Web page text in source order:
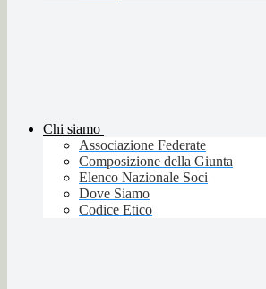
Chi siamo
Associazione Federate
Composizione della Giunta
Elenco Nazionale Soci
Dove Siamo
Codice Etico